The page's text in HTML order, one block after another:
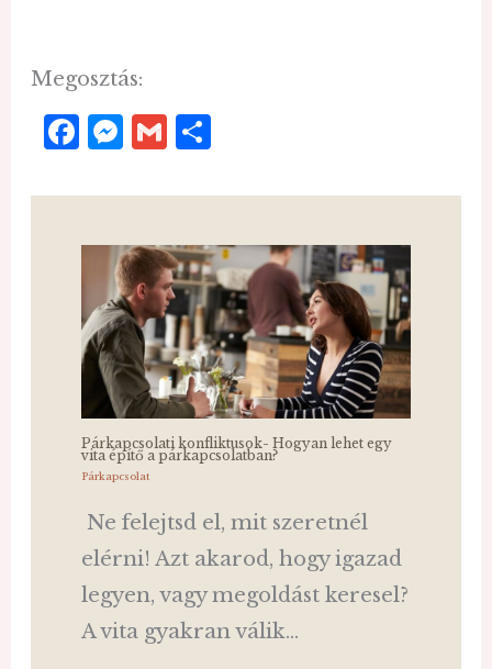
Megosztás:
F
c
e
o
o
k
M
ss
e
n
g
e
r
G
ai
l
z
a
m
e
g
Párkapcsolati konfliktusok- Hogyan lehet egy
vita építő a párkapcsolatban?
Párkapcsolat
Ne felejtsd el, mit szeretnél
elérni! Azt akarod, hogy igazad
legyen, vagy megoldást keresel?
A vita gyakran válik…